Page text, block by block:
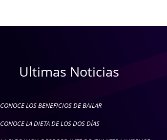
Ultimas Noticias
CONOCE LOS BENEFICIOS DE BAILAR
CONOCE LA DIETA DE LOS DOS DÍAS